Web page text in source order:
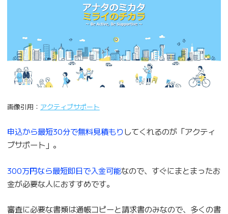
画像引用： アクティブサポート
申込から最短30分で無料見積もりしてくれるのが「アクティ
ブサポート」。
300万円なら最短即日で入金可能なので、すぐにまとまったお
金が必要な人におすすめです。
審査に必要な書類は通帳コピーと請求書のみなので、多くの書